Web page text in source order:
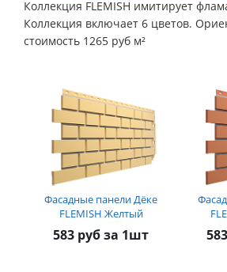
Коллекция FLEMISH имитирует
Коллекция включает 6 цветов.
стоимость 1265 руб м²
Фасадные панели Дёке
FLEMISH Желтый
583 руб за 1шт